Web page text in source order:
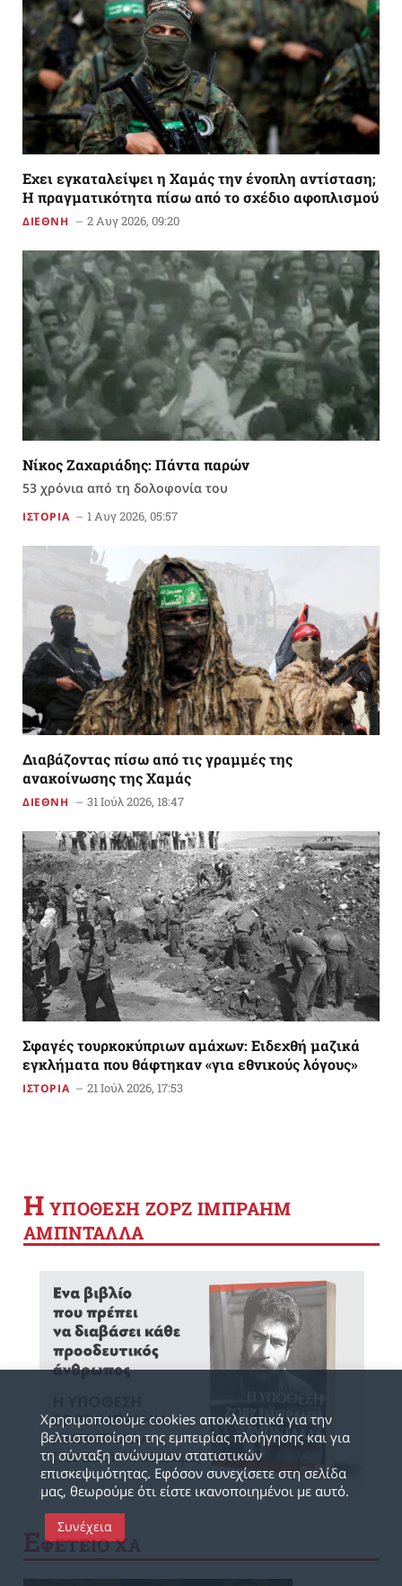
Εχει εγκαταλείψει η Χαμάς την ένοπλη αντίσταση;
Η πραγματικότητα πίσω από το σχέδιο αφοπλισμού
ΔΙΕΘΝΗ 2 Αυγ 2026, 09:20
Νίκος Ζαχαριάδης: Πάντα παρών
53 χρόνια από τη δολοφονία του
ΙΣΤΟΡΙΑ 1 Αυγ 2026, 05:57
Διαβάζοντας πίσω από τις γραμμές της
ανακοίνωσης της Χαμάς
ΔΙΕΘΝΗ 31 Ιούλ 2026, 18:47
Σφαγές τουρκοκύπριων αμάχων: Ειδεχθή μαζικά
εγκλήματα που θάφτηκαν «για εθνικούς λόγους»
ΙΣΤΟΡΙΑ 21 Ιούλ 2026, 17:53
Η YΠΟΘΕΣΗ ΖΟΡΖ ΙΜΠΡΑΗΜ
ΑΜΠΝΤΑΛΛΑ
ΦΕΤΕΙΟ ΧΑ
Χρησιμοποιούμε cookies αποκλειστικά για την
βελτιστοποίηση της εμπειρίας πλοήγησης και για
τη σύνταξη ανώνυμων στατιστικών
επισκεψιμότητας. Εφόσον συνεχίσετε στη σελίδα
μας, θεωρούμε ότι είστε ικανοποιημένοι με αυτό.
Συνέχεια